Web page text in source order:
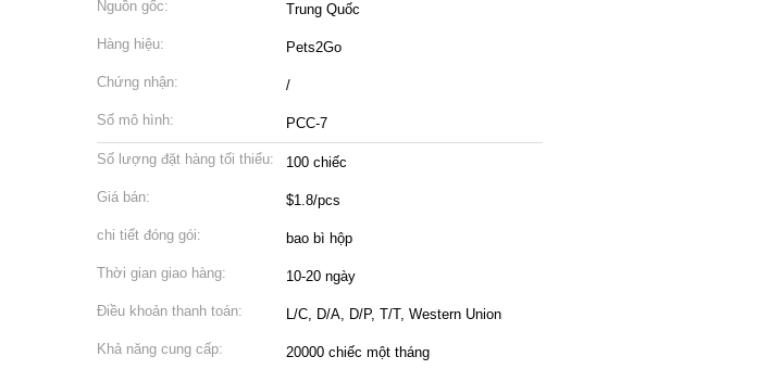
Nguồn gốc: Trung Quốc
Hàng hiệu: Pets2Go
Chứng nhận: /
Số mô hình: PCC-7
Số lượng đặt hàng tối thiểu: 100 chiếc
Giá bán: $1.8/pcs
chi tiết đóng gói: bao bì hộp
Thời gian giao hàng: 10-20 ngày
Điều khoản thanh toán: L/C, D/A, D/P, T/T, Western Union
Khả năng cung cấp: 20000 chiếc một tháng